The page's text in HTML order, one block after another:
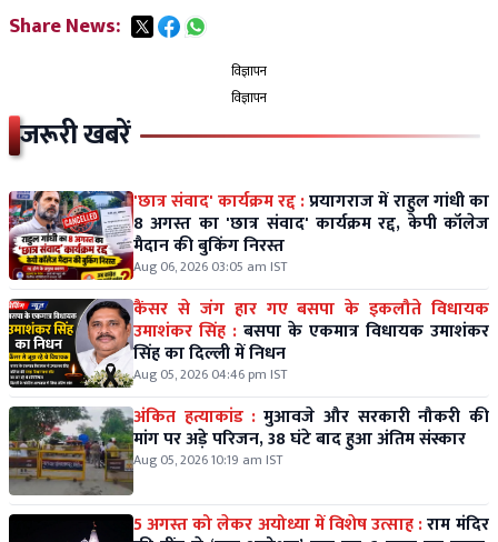
Share News:
विज्ञापन
विज्ञापन
जरूरी खबरें
'छात्र संवाद' कार्यक्रम रद्द :प्रयागराज में राहुल गांधी का
8 अगस्त का 'छात्र संवाद' कार्यक्रम रद्द, केपी कॉलेज
मैदान की बुकिंग निरस्त
Aug 06, 2026 03:05 am IST
कैंसर से जंग हार गए बसपा के इकलौते विधायक
उमाशंकर सिंह : बसपा के एकमात्र विधायक उमाशंकर
सिंह का दिल्ली में निधन
Aug 05, 2026 04:46 pm IST
अंकित हत्याकांड : मुआवजे और सरकारी नौकरी की
मांग पर अड़े परिजन, 38 घंटे बाद हुआ अंतिम संस्कार
Aug 05, 2026 10:19 am IST
5 अगस्त को लेकर अयोध्या में विशेष उत्साह :राम मंदिर